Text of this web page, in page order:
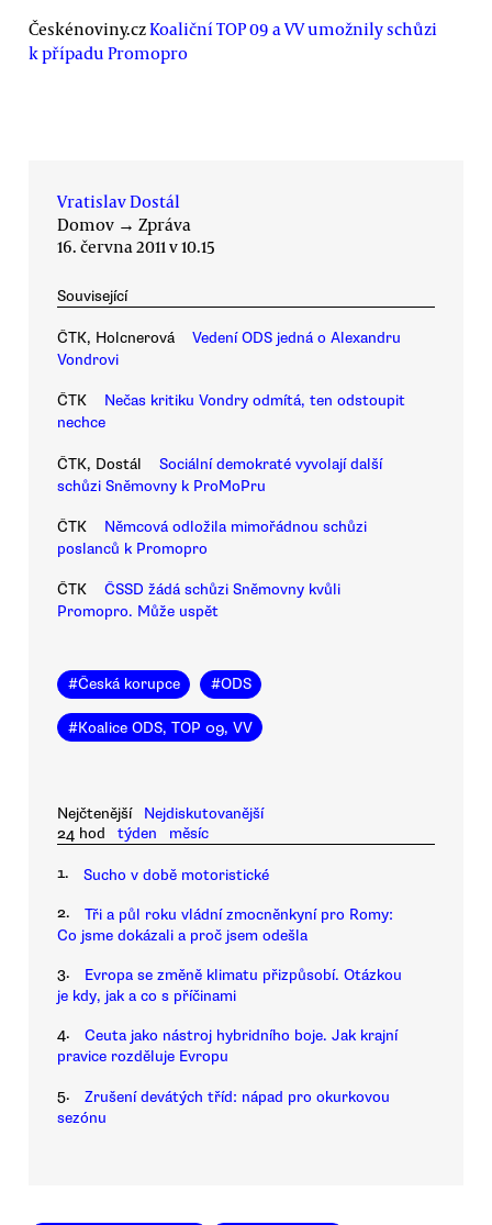
Českénoviny.czKoaliční TOP 09 a VV umožnily schůzi
k případu Promopro
Vratislav Dostál
Domov → Zpráva
16. června 2011 v 10.15
Související
ČTK, Holcnerová
Vedení ODS jedná o Alexandru
Vondrovi
ČTK
Nečas kritiku Vondry odmítá, ten odstoupit
nechce
ČTK, Dostál
Sociální demokraté vyvolají další
schůzi Sněmovny k ProMoPru
ČTK
Němcová odložila mimořádnou schůzi
poslanců k Promopro
ČTK
ČSSD žádá schůzi Sněmovny kvůli
Promopro. Může uspět
#Česká korupce #ODS
#Koalice ODS, TOP 09, VV
Nejčtenější
Nejdiskutovanější
24 hod
týden měsíc
1. Sucho v době motoristické
2.
Tři a půl roku vládní zmocněnkyní pro Romy:
Co jsme dokázali a proč jsem odešla
3.
Evropa se změně klimatu přizpůsobí. Otázkou
je kdy, jak a co s příčinami
4.
Ceuta jako nástroj hybridního boje. Jak krajní
pravice rozděluje Evropu
5.
Zrušení devátých tříd: nápad pro okurkovou
sezónu